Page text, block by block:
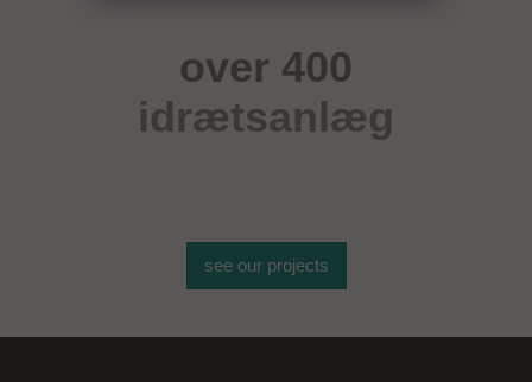
over 400
idrætsanlæg
see our projects